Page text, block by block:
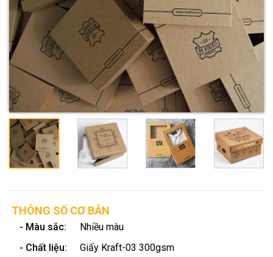
THÔNG SỐ CƠ BẢN
- Màu sắc:
Nhiều màu
- Chất liệu:
Giấy Kraft-03 300gsm